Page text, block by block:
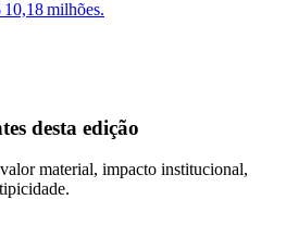
milhões.
desta edição
material, impacto institucional,